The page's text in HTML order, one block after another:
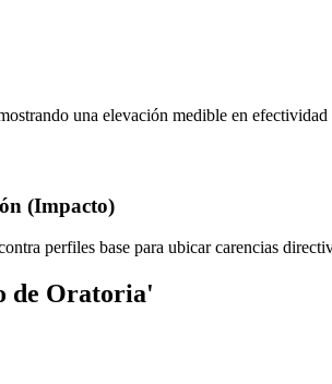
una elevación medible en
(Impacto)
perfiles base para ubicar carencias
de Oratoria'